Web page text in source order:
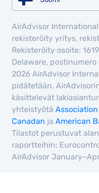
AirAdvisor
rekisteröity yritys,
Rekisteröity osoite:
Delaware,
2026 AirAdvisor
pidätetään.
käsittelevät
yhteistyötä
Canadan ja American
Tilastot perustuvat
raportteihin:
AirAdvisor